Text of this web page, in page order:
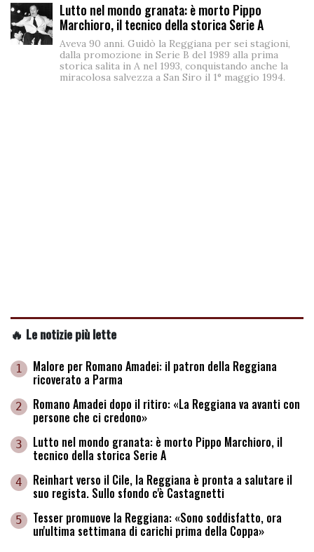
Lutto nel mondo granata: è morto Pippo
Marchioro, il tecnico della storica Serie A
Aveva 90 anni. Guidò la Reggiana per sei stagioni,
dalla promozione in Serie B del 1989 alla prima
storica salita in A nel 1993, conquistando anche la
miracolosa salvezza a San Siro il 1° maggio 1994.
🔥 Le notizie più lette
1 Malore per Romano Amadei: il patron della Reggiana
ricoverato a Parma
2 Romano Amadei dopo il ritiro: «La Reggiana va avanti con
persone che ci credono»
3 Lutto nel mondo granata: è morto Pippo Marchioro, il
tecnico della storica Serie A
4 Reinhart verso il Cile, la Reggiana è pronta a salutare il
suo regista. Sullo sfondo c'è Castagnetti
5 Tesser promuove la Reggiana: «Sono soddisfatto, ora
un'ultima settimana di carichi prima della Coppa»